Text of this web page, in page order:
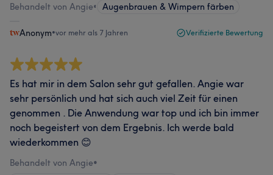
Behandelt von Angie• Augenbrauen & Wimpern färben
Anonym•vor mehr als 7 Jahren Verifizierte Bewertung
Es hat mir in dem Salon sehr gut gefallen. Angie war
sehr persönlich und hat sich auch viel Zeit für einen
genommen . Die Anwendung war top und ich bin immer
noch begeistert von dem Ergebnis. Ich werde bald
wiederkommen 😊
Behandelt von Angie•